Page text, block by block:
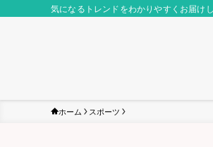
気になるトレンドをわかりやすくお届け
ホーム スポーツ